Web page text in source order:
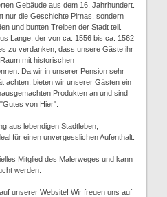
Gebäude aus dem 16. Jahrhundert.
nur die Geschichte Pirnas, sondern
und bunten Treiben der Stadt teil.
Lange, der von ca. 1556 bis ca. 1562
zu verdanken, dass unsere Gäste ihr
mit historischen
Da wir in unserer Pension sehr
achten, bieten wir unserer Gästen ein
Produkten an und sind
von Hier".
aus lebendigen Stadtleben,
für einen unvergesslichen Aufenthalt.
Mitglied des Malerweges und kann
werden.
unserer Website! Wir freuen uns auf